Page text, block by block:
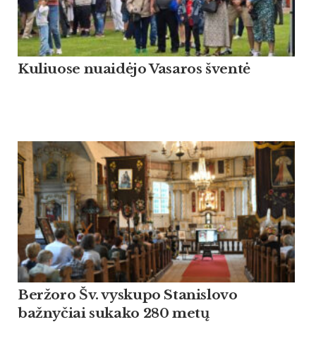
Kuliuose nuaidėjo Vasaros šventė
Beržoro Šv. vyskupo Stanislovo
bažnyčiai sukako 280 metų